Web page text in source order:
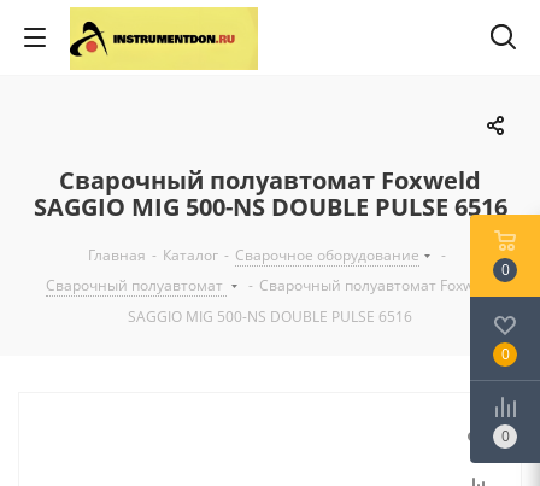
Сварочный полуавтомат Foxweld
SAGGIO MIG 500-NS DOUBLE PULSE 6516
Главная - Каталог - Сварочное оборудование
-
Сварочный полуавтомат
- Сварочный полуавтомат Foxweld
SAGGIO MIG 500-NS DOUBLE PULSE 6516
0
0
0